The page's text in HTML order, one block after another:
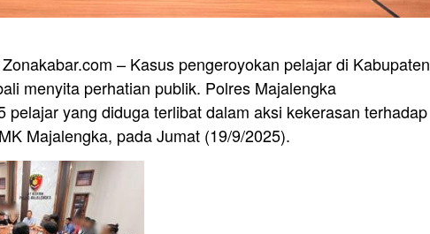
– Kasus pengeroyokan pelajar di Kabupaten
menyita perhatian publik. Polres Majalengka
pelajar yang diduga terlibat dalam aksi kekerasan terhadap
Majalengka, pada Jumat (19/9/2025).